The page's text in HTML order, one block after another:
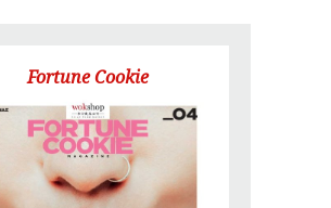
Fortune Cookie